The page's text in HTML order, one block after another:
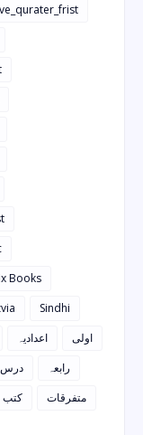
Books
Sindhi
اعدادیہ
اولی
درس
رابعہ
کتب
متفرقات